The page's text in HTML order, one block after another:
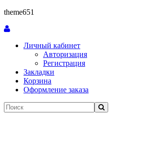
theme651
Личный кабинет
Авторизация
Регистрация
Закладки
Корзина
Оформление заказа